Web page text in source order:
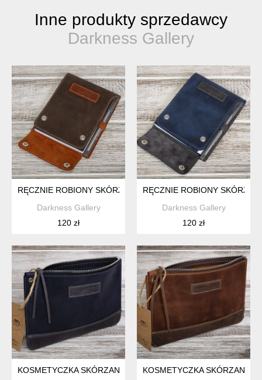
Inne produkty sprzedawcy
Darkness Gallery
RĘCZNIE ROBIONY SKÓRZANY NOTES MAŁY A6 100% SKÓRA
Darkness Gallery
120 zł
RĘCZNIE ROBIONY
Darkness Gallery
120 zł
KOSMETYCZKA SKÓRZANA DAMSKA ORGANIZER
KOSMETYCZKA SKÓRZANA